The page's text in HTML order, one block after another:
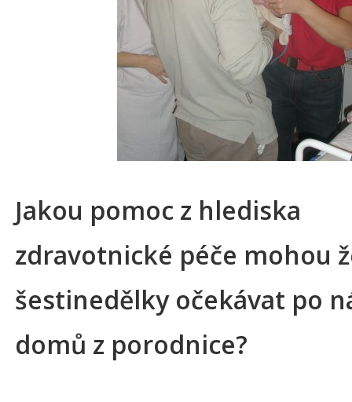
Jakou pomoc z hlediska
zdravotnické péče mohou
šestinedělky očekávat po
domů z porodnice?